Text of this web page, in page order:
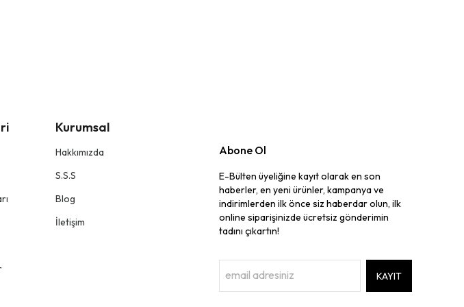
Kurumsal
Hakkımızda
S.S.S
Blog
İletişim
Abone Ol
E-Bülten üyeliğine kayıt olarak en son
haberler, en yeni ürünler, kampanya ve
indirimlerden ilk önce siz haberdar olun, ilk
online siparişinizde ücretsiz gönderimin
tadını çıkartın!
KAYIT